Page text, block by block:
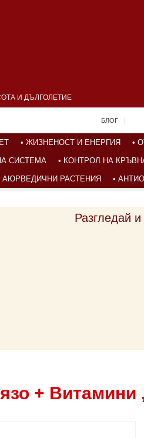
И ДЪЛГОЛЕТИЕ
БЛОГ
• ЖИЗНЕНОСТ И ЕНЕРГИЯ •
СИСТЕМА • КОНТРОЛ НА
АЮРВЕДИЧНИ РАСТЕНИЯ •
Разгледай и
+